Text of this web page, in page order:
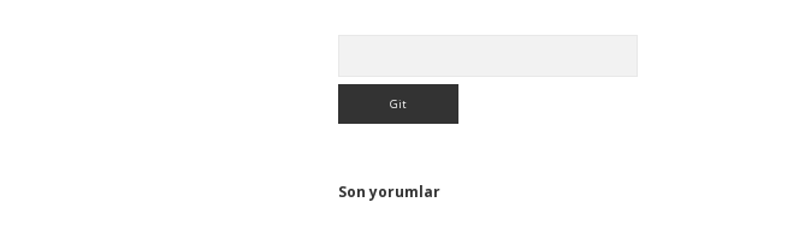
Son yorumlar